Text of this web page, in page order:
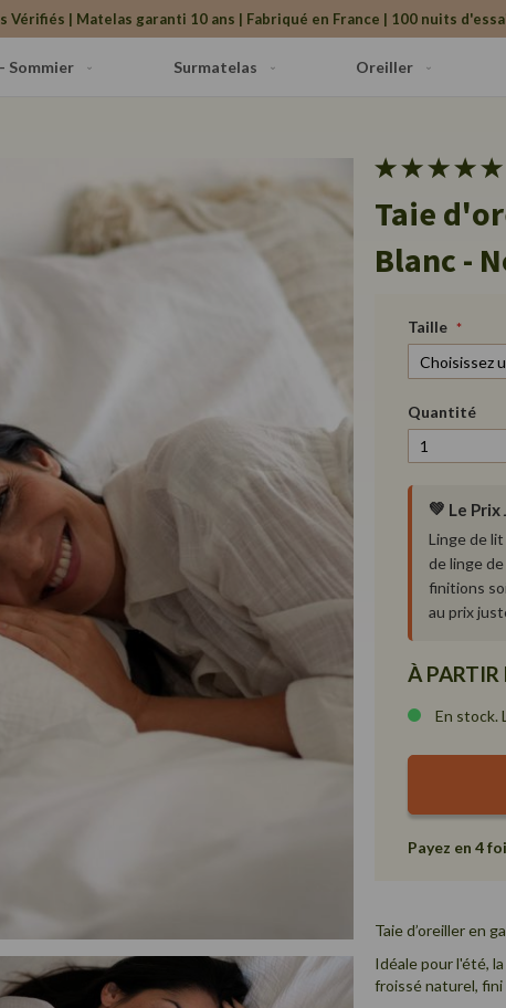
Vérifiés | Matelas garanti 10 ans | Fabriqué en France | 100 nuits
Sommier Surmatelas Oreiller
Taie
Blanc -
Taille
Quantité
💚 Le
Linge de
de linge
finitions
au prix
À PARTIR
En stock.
Payez en 4
Taie d’oreiller en
Idéale pour l'été,
froissé naturel, fini